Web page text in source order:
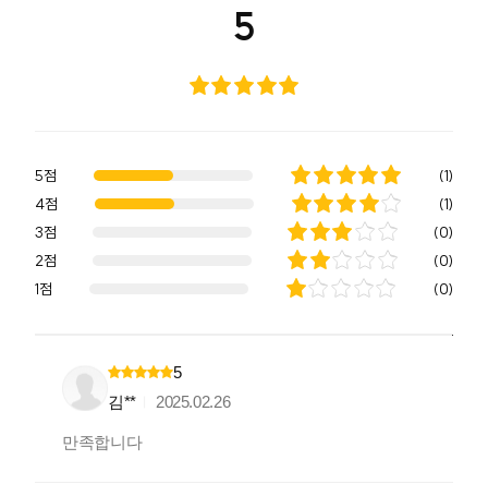
5
5점 (1)
4점
(1)
3점
(0)
2점
(0)
1점
(0)
5
김**
2025.02.26
만족합니다